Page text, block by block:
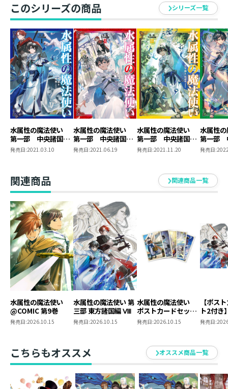
アベルの前で、空から降ってきた"島"が王城に突き刺さ
る事態に。異常事態が次々と発生する中、仲間を守ろう
と奮闘するセーラにも強敵・アークデビルが迫りーー
「僕の大事な人を傷つけてタダで済むとでも？」
王国へと牙をむいた敵国の策謀を、涼が超高圧水流【ウ
ォータージェット】で迎え撃つ！
最強水魔法使いの気ままな冒険譚・第4弾！
著者について
●久宝 忠／Tadashi Kubou
九州在住。
早稲田大学第一文学部を卒業後、外資系コンサル、学校
積み重ねてきました。
本作品は、キャラクターが好きなように動き回り、筆者
が右往左往しながら書き上げられています……。
●めばる／mebaru
めばると申します。
ゲームや小説のイラストのお仕事をしています。
青色が好き。
Twitter @mebarunrun
pixiv 2808753
このシリーズの商品 シリーズ一覧
水属性の魔法使い
第一部 中央諸国編
1
発売日:2021.03.10
水属性の魔法使い
第一部 中央諸国編
2
発売日:2021.06.19
水属性の魔法使い
第一部 中央諸国編
3
発売日:2021.11.20
水属性
第一部
4
発売日:
関連商品 関連商品一覧
水属性の魔法使い
@COMIC 第9巻
発売日:2026.10.15
水属性の魔法使い 第
三部 東方諸国編 Ⅷ
発売日:2026.10.15
水属性の魔法使い
ポストカードセット
2
発売日:2026.10.15
【ポス
ト2付き
魔法使
発売日:
こちらもオススメ オススメ商品一覧